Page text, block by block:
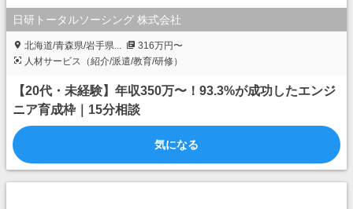
日研トータルソーシング 株式会社
北海道/青森県/岩手県...
316万円〜
人材サービス（紹介/派遣/教育/研修）
【20代・未経験】年収350万〜！93.3%が成功したエンジ
ニア育成枠｜15分相談
気になる